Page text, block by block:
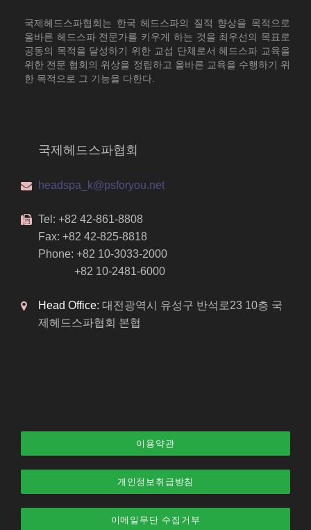
국제헤드스파협회는 한국 헤드스파의 질적 향상을 목적으로
올바른 헤드스파 전문가를 키우게 하는 것을 최우선의 목표로
공동의 목적을 달성하기 위한 교섭 단체로서 헤드스파 교육을
위한 전문 협회의 위상을 정립하고 올바른 교육을 수행하기 위
한 목적으로 그 기능을 다한다.
국제헤드스파협회
headspa_k@psforyou.net
Tel: +82 42-861-8808
Fax: +82 42-825-8818
Phone: +82 10-3033-2000
+82 10-2481-6000
Head Office: 대전광역시 유성구 반석로23 10층 국
제헤드스파협회 본협
이용약관
개인정보취급방침
이메일무단 수집거부